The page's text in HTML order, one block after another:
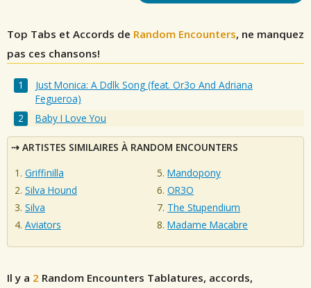
Top Tabs et Accords de Random Encounters, ne manquez
pas ces chansons!
Just Monica: A Ddlk Song (feat. Or3o And Adriana
Fegueroa)
Baby I Love You
ARTISTES SIMILAIRES À RANDOM ENCOUNTERS
Griffinilla
Silva Hound
Silva
Aviators
Mandopony
OR3O
The Stupendium
Madame Macabre
Il y a 2 Random Encounters Tablatures, accords,